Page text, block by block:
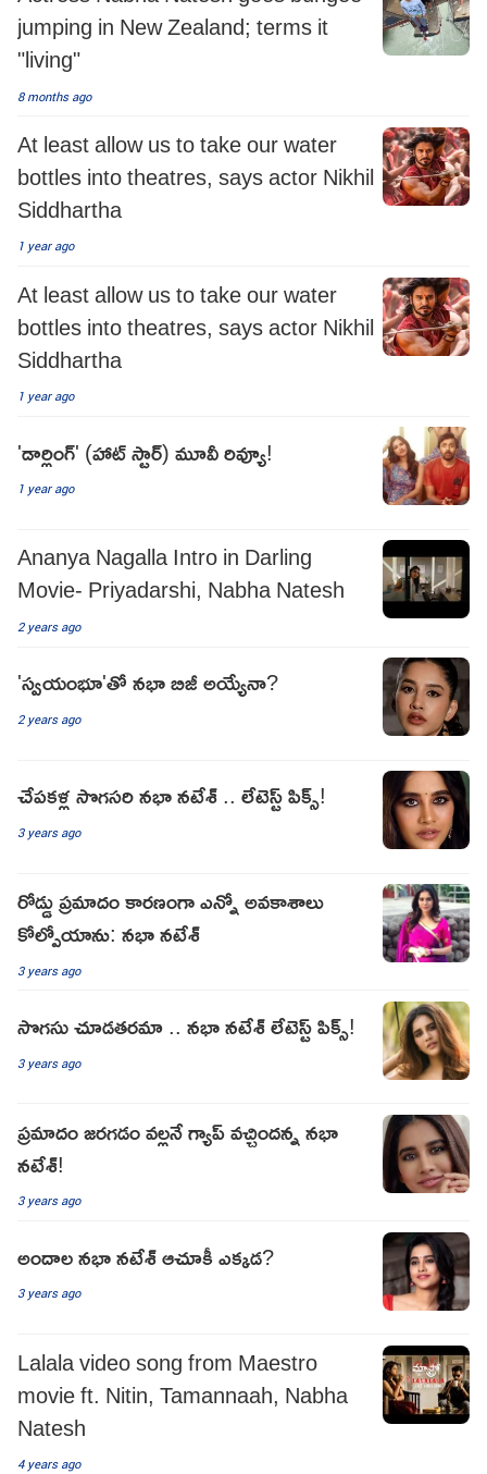
jumping in New Zealand; terms it
"living"
8 months ago
At least allow us to take our water
bottles into theatres, says actor Nikhil
Siddhartha
1 year ago
At least allow us to take our water
bottles into theatres, says actor Nikhil
Siddhartha
1 year ago
'డార్లింగ్' (హాట్ స్టార్) మూవీ రివ్యూ!
1 year ago
Ananya Nagalla Intro in Darling
Movie- Priyadarshi, Nabha Natesh
2 years ago
'స్వయంభూ'తో నభా బిజీ అయ్యేనా?
2 years ago
చేపకళ్ల సొగసరి నభా నటేశ్ .. లేటెస్ట్ పిక్స్!
3 years ago
రోడ్డు ప్రమాదం కారణంగా ఎన్నో అవకాశాలు
కోల్పోయాను: నభా నటేశ్
3 years ago
సొగసు చూడతరమా .. నభా నటేశ్ లేటెస్ట్ పిక్స్!
3 years ago
ప్రమాదం జరగడం వల్లనే గ్యాప్ వచ్చిందన్న నభా
నటేశ్!
3 years ago
అందాల నభా నటేశ్ ఆచూకీ ఎక్కడ?
3 years ago
Lalala video song from Maestro
movie ft. Nitin, Tamannaah, Nabha
Natesh
4 years ago